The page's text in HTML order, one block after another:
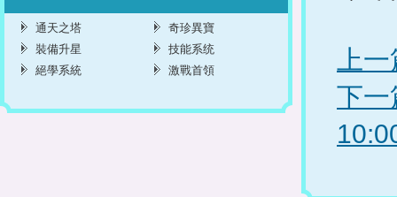
通天之塔
奇珍異寶
裝備升星
技能系统
絕學系統
激戰首領
上
下一